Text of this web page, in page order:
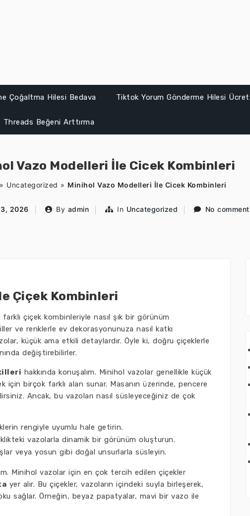
Çoğaltma Hilesi Bedava Tiktok Yorum Gönderme Hilesi
Threads Beğeni Arttırma
Vazo Modelleri İle Cicek Kombinleri
» Uncategorized » Minihol Vazo Modelleri İle Cicek Kombinleri
2026 By admin In Uncategorized No
Çiçek Kombinleri
farklı çiçek kombinleriyle nasıl şık bir görünüm
ve renklerle ev dekorasyonunuza nasıl katkı
küçük ama etkili detaylardır. Öyle ki, doğru çiçeklerle
değiştirebilirler.
hakkında konuşalım. Minihol vazolar genellikle küçük
için birçok farklı alan sunar. Masanın üzerinde, pencere
Ancak, bu vazoları nasıl süsleyeceğiniz de çok
rengiyle uyumlu hale getirin.
vazolarla dinamik bir görünüm oluşturun.
veya yosun gibi doğal unsurlarla süsleyin.
Minihol vazolar için en çok tercih edilen çiçekler
yer alır. Bu çiçekler, vazoların içindeki suyla birleşerek,
sağlar. Örneğin, beyaz papatyalar, mavi bir vazo ile